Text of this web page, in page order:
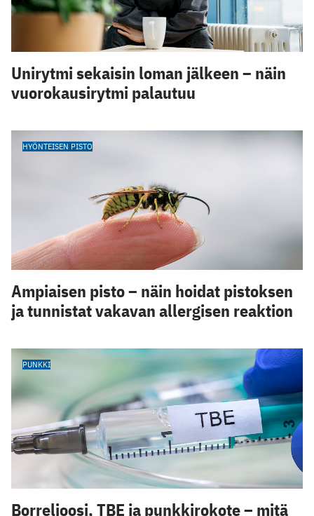
Unirytmi sekaisin loman jälkeen – näin
vuorokausirytmi palautuu
HYÖNTEISEN PISTO
Ampiaisen pisto – näin hoidat pistoksen
ja tunnistat vakavan allergisen reaktion
PUNKKI
Borrelioosi, TBE ja punkkirokote – mitä